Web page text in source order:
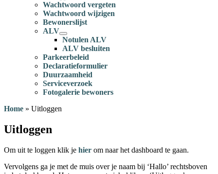
Wachtwoord vergeten
Wachtwoord wijzigen
Bewonerslijst
ALV
Notulen ALV
ALV besluiten
Parkeerbeleid
Declaratieformulier
Duurzaamheid
Serviceverzoek
Fotogalerie bewoners
Home » Uitloggen
Uitloggen
Om uit te loggen klik je hier om naar het dashboard te gaan.
Vervolgens ga je met de muis over je naam bij ‘Hallo’ rechtsboven